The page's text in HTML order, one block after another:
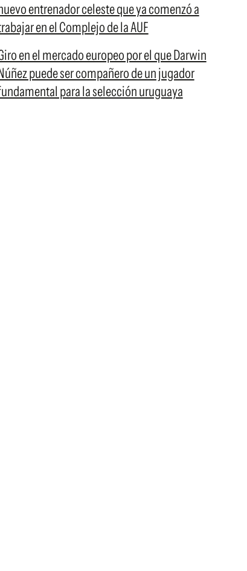
entrenador celeste que ya comenzó a
en el Complejo de la AUF
en el mercado europeo por el que Darwin
puede ser compañero de un jugador
para la selección uruguaya